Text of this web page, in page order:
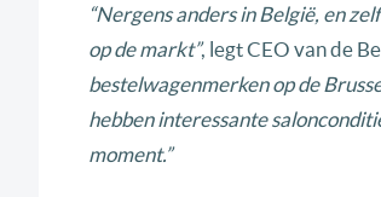
“Nergens anders in België, en
op de markt”, legt CEO van de
bestelwagenmerken op de
hebben interessante
moment.”